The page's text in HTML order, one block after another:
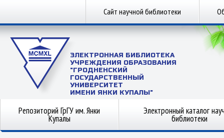
Сайт научной библиотеки
ЭЛЕКТРОННАЯ БИБЛИОТЕКА
УЧРЕЖДЕНИЯ ОБРАЗОВАНИЯ
"ГРОДНЕНСКИЙ
ГОСУДАРСТВЕННЫЙ
УНИВЕРСИТЕТ
ИМЕНИ ЯНКИ КУПАЛЫ"
Репозиторий ГрГУ им. Янки
Купалы
Электронный каталог
библиотеки